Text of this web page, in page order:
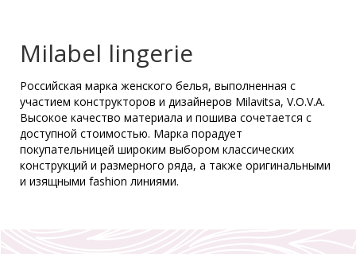
Milabel lingerie
Российская марка женского белья, выполненная с
участием конструкторов и дизайнеров Milavitsa, V.O.V.A.
Высокое качество материала и пошива сочетается с
доступной стоимостью. Марка порадует
покупательницей широким выбором классических
конструкций и размерного ряда, а также оригинальными
и изящными fashion линиями.